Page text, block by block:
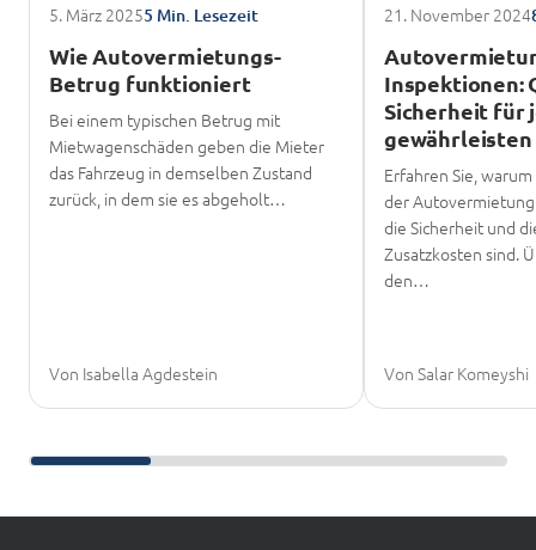
5. März 20255 Min. Lesezeit
Wie Autovermietungs-
Betrug funktioniert
Bei einem typischen Betrug mit
Mietwagenschäden geben die Mieter
das Fahrzeug in demselben Zustand
zurück, in dem sie es abgeholt…
Von Isabella Agdestein
21. November 2024
Inspektionen:
Sicherheit für
gewährleisten
Erfahren Sie,
der
die Sicherheit und
Zusatzkosten sind.
den…
Von Salar Komeyshi
Weiter scrollen zum Weiterlesen